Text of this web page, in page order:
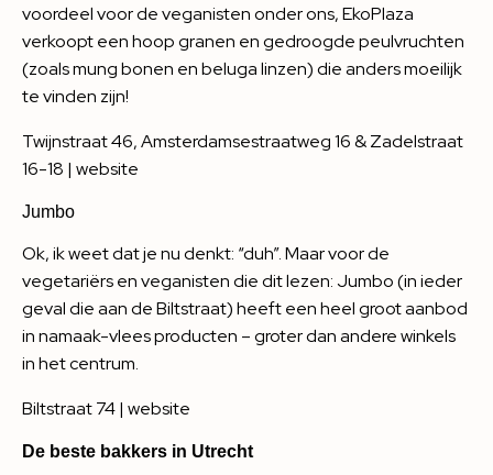
voordeel voor de veganisten onder ons, EkoPlaza
verkoopt een hoop granen en gedroogde peulvruchten
(zoals mung bonen en beluga linzen) die anders moeilijk
te vinden zijn!
Twijnstraat 46, Amsterdamsestraatweg 16 & Zadelstraat
16-18 | website
Jumbo
Ok, ik weet dat je nu denkt: “duh”. Maar voor de
vegetariërs en veganisten die dit lezen: Jumbo (in ieder
geval die aan de Biltstraat) heeft een heel groot aanbod
in namaak-vlees producten – groter dan andere winkels
in het centrum.
Biltstraat 74 | website
De beste bakkers in Utrecht